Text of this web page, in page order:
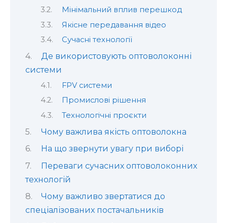
Мінімальний вплив перешкод
Якісне передавання відео
Сучасні технології
Де використовують оптоволоконні
системи
FPV системи
Промислові рішення
Технологічні проєкти
Чому важлива якість оптоволокна
На що звернути увагу при виборі
Переваги сучасних оптоволоконних
технологій
Чому важливо звертатися до
спеціалізованих постачальників